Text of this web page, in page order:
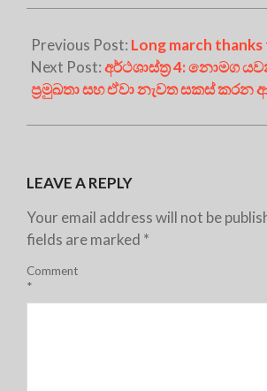
Previous Post: Long march
Next Post:අර්ථශාස්ත්‍ර 4: නොමග
ප්‍රමුඛතා සහ ඒවා නැවත සකස් කරන
LEAVE A REPLY
Your email address will not be
fields are marked *
Comment
*